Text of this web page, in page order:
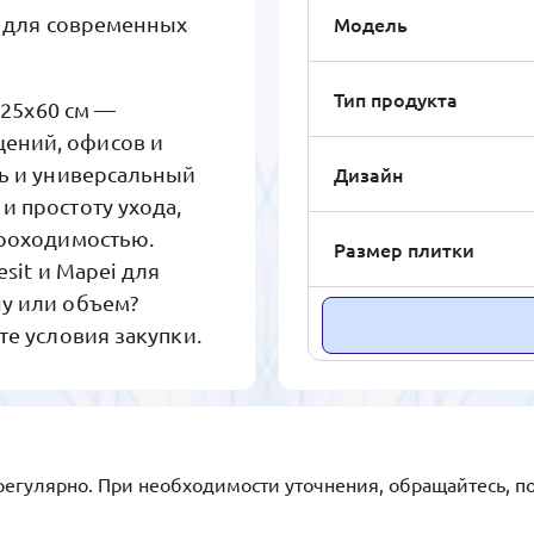
для современных
25x60 см —
офисов и
и универсальный
простоту ухода,
и Mapei для
или объем?
условия закупки.
Модель
Тип продукта
Дизайн
Размер плитки
При необходимости уточнения, обращайтесь,